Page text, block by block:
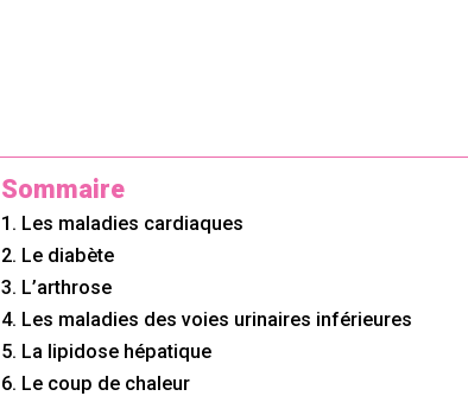
Sommaire
1. Les maladies cardiaques
2. Le diabète
3. L’arthrose
4. Les maladies des voies urinaires inférieures
5. La lipidose hépatique
6. Le coup de chaleur